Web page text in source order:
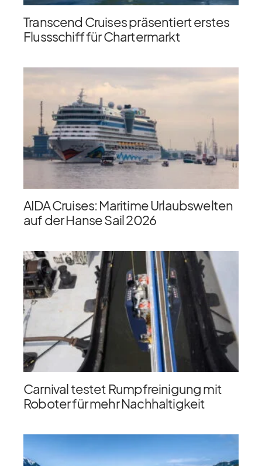
Transcend Cruises präsentiert erstes
Flussschiff für Chartermarkt
AIDA Cruises: Maritime Urlaubswelten
auf der Hanse Sail 2026
Carnival testet Rumpfreinigung mit
Roboter für mehr Nachhaltigkeit